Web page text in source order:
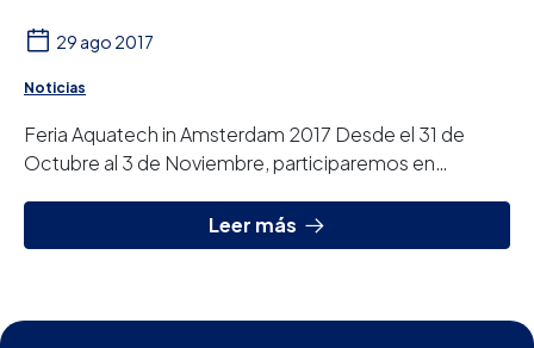
29 ago 2017
Noticias
Feria Aquatech in Amsterdam 2017 Desde el 31 de
Octubre al 3 de Noviembre, participaremos en
Leer más